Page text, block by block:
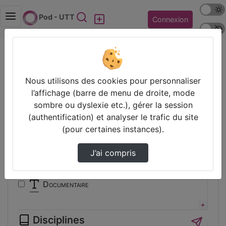
Pod - UTT Rechercher Connexion
Mode
Police
Filtres
Types
Animation
Conférence
Cours
Documentaire
Interview
Disciplines
Nous utilisons des cookies pour personnaliser
l’affichage (barre de menu de droite, mode
sombre ou dyslexie etc.), gérer la session
(authentification) et analyser le trafic du site
(pour certaines instances).
J’ai compris